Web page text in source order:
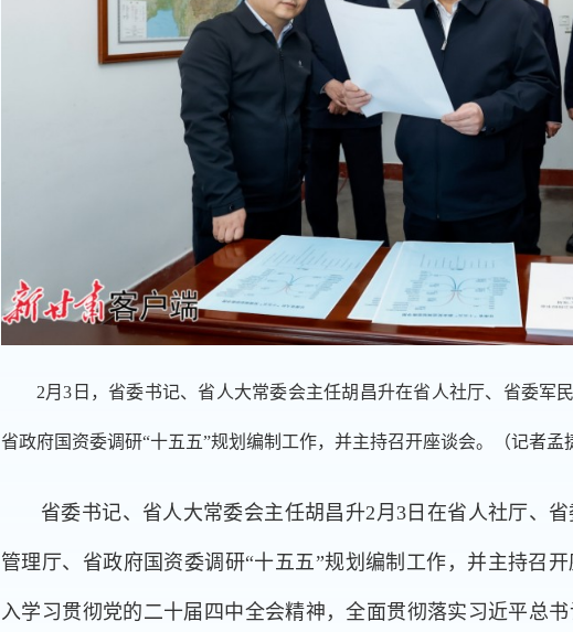
2月3日，省委书记、省人大常委会主任胡昌升在省人社厅、省委军
省政府国资委调研“十五五”规划编制工作，并主持召开座谈会。（记者孟
省委书记、省人大常委会主任胡昌升2月3日在省人社厅、
管理厅、省政府国资委调研“十五五”规划编制工作，并主持召
入学习贯彻党的二十届四中全会精神，全面贯彻落实习近平总